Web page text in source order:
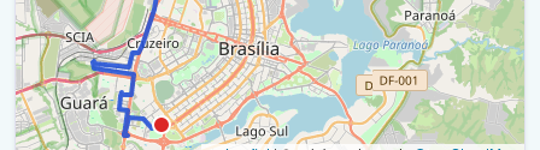
Q.13/11 (Rua 3) / Ra V
Retorno - Q 13 / 11 (Cilsob) (Rua 3) / Ra V
Q 11 (Rua 3) / Ra V